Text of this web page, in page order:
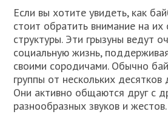
Если вы хотите увидеть, как
стоит обратить внимание на их
структуры. Эти грызуны ведут
социальную жизнь,
своими сородичами. Обычно
группы от нескольких
Они активно общаются друг с
разнообразных звуков и жестов.